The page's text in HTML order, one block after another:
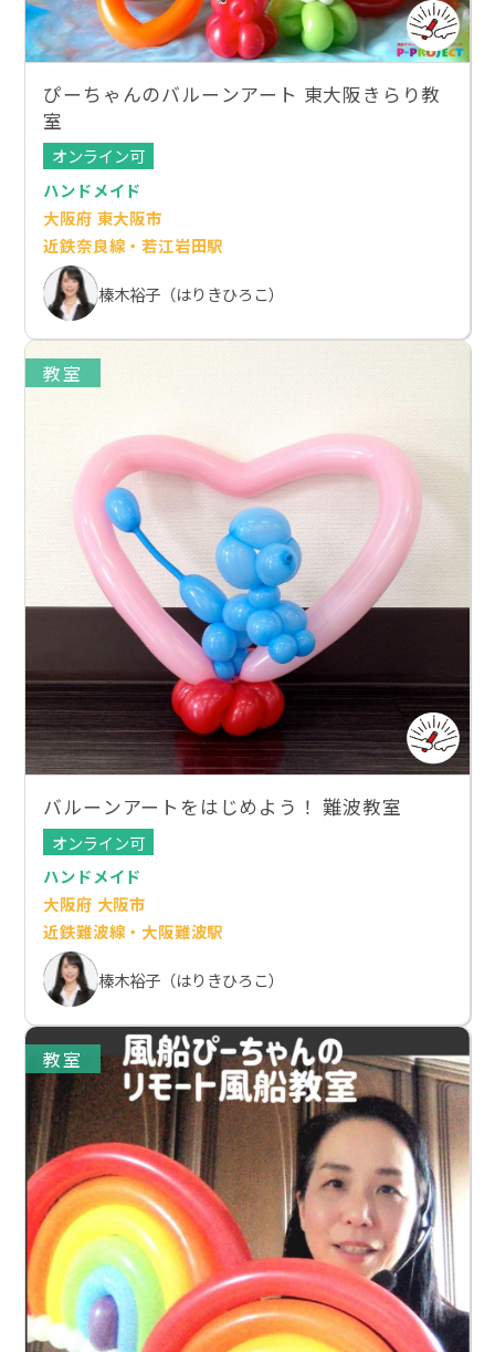
ぴーちゃんのバルーンアート 東大阪きらり教
室
オンライン可
ハンドメイド
大阪府 東大阪市
近鉄奈良線・若江岩田駅
榛木裕子（はりきひろこ）
教室
バルーンアートをはじめよう！ 難波教室
オンライン可
ハンドメイド
大阪府 大阪市
近鉄難波線・大阪難波駅
榛木裕子（はりきひろこ）
教室